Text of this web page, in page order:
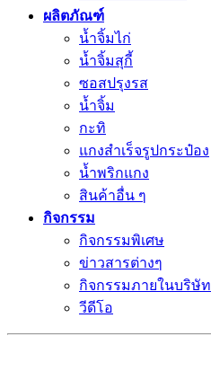
ผลิตภัณฑ์
น้ำจิ้มไก่
น้ำจิ้มสุกี้
ซอสปรุงรส
น้ำจิ้ม
กะทิ
แกงสำเร็จรูปกระป๋อง
น้ำพริกแกง
สินค้าอื่น ๆ
กิจกรรม
กิจกรรมพิเศษ
ข่าวสารต่างๆ
กิจกรรมภายในบริษัท
วีดีโอ